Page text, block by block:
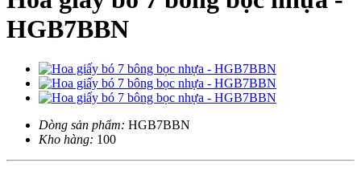
HGB7BBN
Dòng sản phẩm: HGB7BBN
Kho hàng: 100